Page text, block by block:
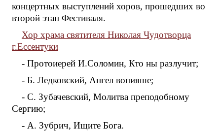
концертных выступлений хоров, прошедших во
второй этап Фестиваля.
Хор храма святителя Николая Чудотворца
г.Ессентуки
- Протоиерей И.Соломин, Кто ны разлучит;
- Б. Ледковский, Ангел вопияше;
- С. Зубачевский, Молитва преподобному
Сергию;
- А. Зубрич, Ищите Бога.